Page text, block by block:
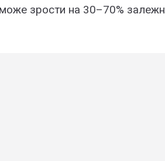
зpоcти нa 30–70%